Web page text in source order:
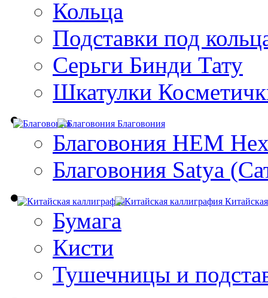
Кольца
Подставки под
Серьги Бинди Тату
Шкатулки
Благовония
Благовония HEM
Благовония Satya
Бумага
Кисти
Тушечницы и